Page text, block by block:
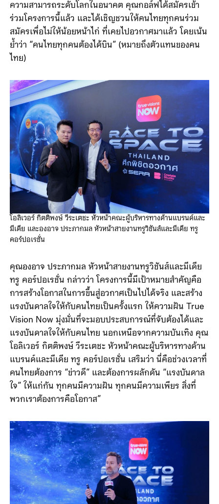
ประวัติศาสตร์สร้างแรงบันดาลใจให้กับคนรุ่นหลัง โดยหวัง
ว่าจะนำไปสู่การพัฒนาและสร้างนักวิทยาศาสตร์ไทยที่มี
ความสามารถระดับโลกในอนาคต คุณกอล์ฟได้สมัครเข้า
ร่วมโครงการนี้แล้ว และได้เชิญชวนให้คนไทยทุกคนร่วม
สมัครเพื่อไม่ให้น้อยหน้าไก่ ที่เคยไปอวกาศมาแล้ว โดยเน้น
ไทย)
คอร์ปอเรชั่น
คุณองอาจ ประภากมล หัวหน้าสายงานทรูวิชันส์และมีเดีย
ทรู คอร์ปอเรชั่น กล่าวว่า โครงการนี้มีเป้าหมายสำคัญคือ
การสร้างโอกาสในการขึ้นสู่อวกาศเป็นไปได้จริง และสร้าง
แรงบันดาลใจให้กับคนไทยเป็นครั้งแรก ให้ความฝัน True
Vision Now มุ่งมั่นที่จะมอบประสบการณ์ที่จับต้องได้และ
แรงบันดาลใจให้กับคนไทย นอกเหนือจากความบันเทิง คุณ
โอลิเวอร์ กิตติพงษ์ วีระเตชะ หัวหน้าคณะผู้บริหารทางด้าน
แบรนด์และมีเดีย ทรู คอร์ปอเรชั่น เสริมว่า นี่คือช่วงเวลาที่
คนไทยต้องการ “ข่าวดี” และต้องการผลักดัน “แรงบันดาล
พวกเราต้องการคือโอกาส”